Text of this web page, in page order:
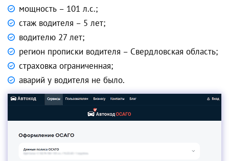
мощность – 101 л.с.;
стаж водителя – 5 лет;
водителю 27 лет;
регион прописки водителя – Свердловская область;
страховка ограниченная;
аварий у водителя не было.